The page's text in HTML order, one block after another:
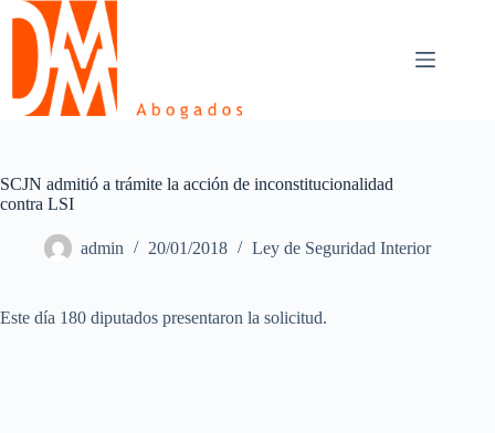
Skip
content
SCJN admitió a trámite la acción de inconstitucionalidad
contra LSI
admin 20/01/2018 Ley de Seguridad Interior
Este día 180 diputados presentaron la solicitud.